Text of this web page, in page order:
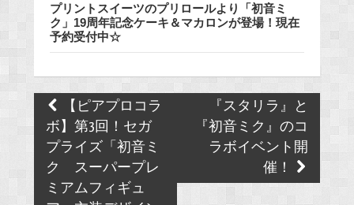
プリントスイーツのプリロールより「初音ミ
ク」19周年記念ケーキ＆マカロンが登場！現在
予約受付中☆
Post
navigation
【ピアプロコラ
ボ】第3回！セガ
プライズ「初音ミ
ク スーパープレ
ミアムフィギュ
『スタリラ』と
『初音ミク』のコ
ラボイベント開
催！